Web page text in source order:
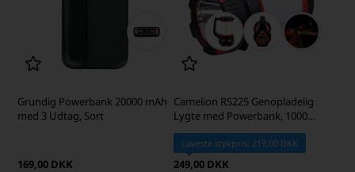
Grundig Powerbank 20000 mAh
med 3 Udtag, Sort
169,00 DKK
Camelion RS225 Genopladelig
Lygte med Powerbank, 1000
Lumen
Laveste stykpris: 219,00 DKK
249,00 DKK